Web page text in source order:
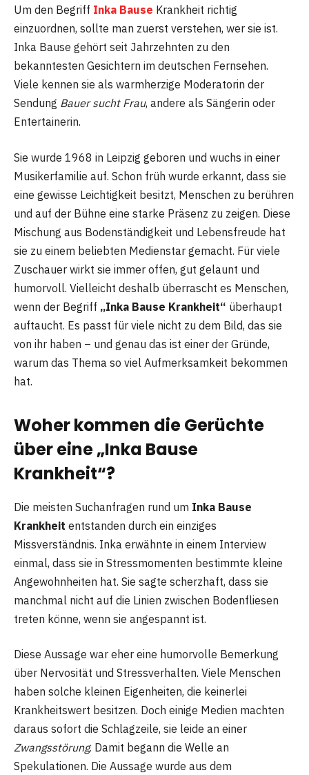
Um den Begriff Inka Bause Krankheit richtig
einzuordnen, sollte man zuerst verstehen, wer sie ist.
Inka Bause gehört seit Jahrzehnten zu den
bekanntesten Gesichtern im deutschen Fernsehen.
Viele kennen sie als warmherzige Moderatorin der
Sendung Bauer sucht Frau, andere als Sängerin oder
Entertainerin.
Sie wurde 1968 in Leipzig geboren und wuchs in einer
Musikerfamilie auf. Schon früh wurde erkannt, dass sie
eine gewisse Leichtigkeit besitzt, Menschen zu berühren
und auf der Bühne eine starke Präsenz zu zeigen. Diese
Mischung aus Bodenständigkeit und Lebensfreude hat
sie zu einem beliebten Medienstar gemacht. Für viele
Zuschauer wirkt sie immer offen, gut gelaunt und
humorvoll. Vielleicht deshalb überrascht es Menschen,
wenn der Begriff „Inka Bause Krankheit“ überhaupt
auftaucht. Es passt für viele nicht zu dem Bild, das sie
von ihr haben – und genau das ist einer der Gründe,
warum das Thema so viel Aufmerksamkeit bekommen
hat.
Woher kommen die Gerüchte
über eine „Inka Bause
Krankheit“?
Die meisten Suchanfragen rund um Inka Bause
Krankheit entstanden durch ein einziges
Missverständnis. Inka erwähnte in einem Interview
einmal, dass sie in Stressmomenten bestimmte kleine
Angewohnheiten hat. Sie sagte scherzhaft, dass sie
manchmal nicht auf die Linien zwischen Bodenfliesen
treten könne, wenn sie angespannt ist.
Diese Aussage war eher eine humorvolle Bemerkung
über Nervosität und Stressverhalten. Viele Menschen
haben solche kleinen Eigenheiten, die keinerlei
Krankheitswert besitzen. Doch einige Medien machten
daraus sofort die Schlagzeile, sie leide an einer
Zwangsstörung. Damit begann die Welle an
Spekulationen. Die Aussage wurde aus dem